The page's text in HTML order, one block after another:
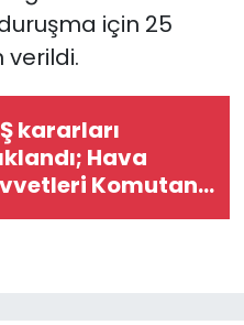
için 25
verildi.
kararları
Hava
Komutanı